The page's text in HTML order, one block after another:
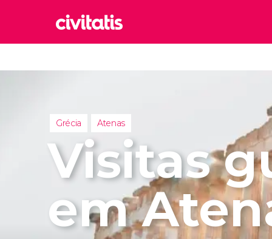
Reino
Reino
Turquia
Grécia Atenas
Visitas
em